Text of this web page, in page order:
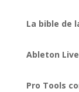
La bible de
Ableton
Pro Tools